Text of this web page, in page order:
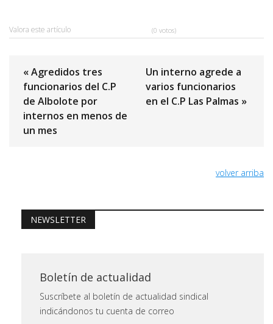
Valora este artículo (0 votos)
« Agredidos tres
funcionarios del C.P
de Albolote por
internos en menos de
un mes
Un interno agrede a
varios funcionarios
en el C.P Las Palmas »
volver arriba
NEWSLETTER
Boletín de actualidad
Suscríbete al boletín de actualidad sindical
indicándonos tu cuenta de correo